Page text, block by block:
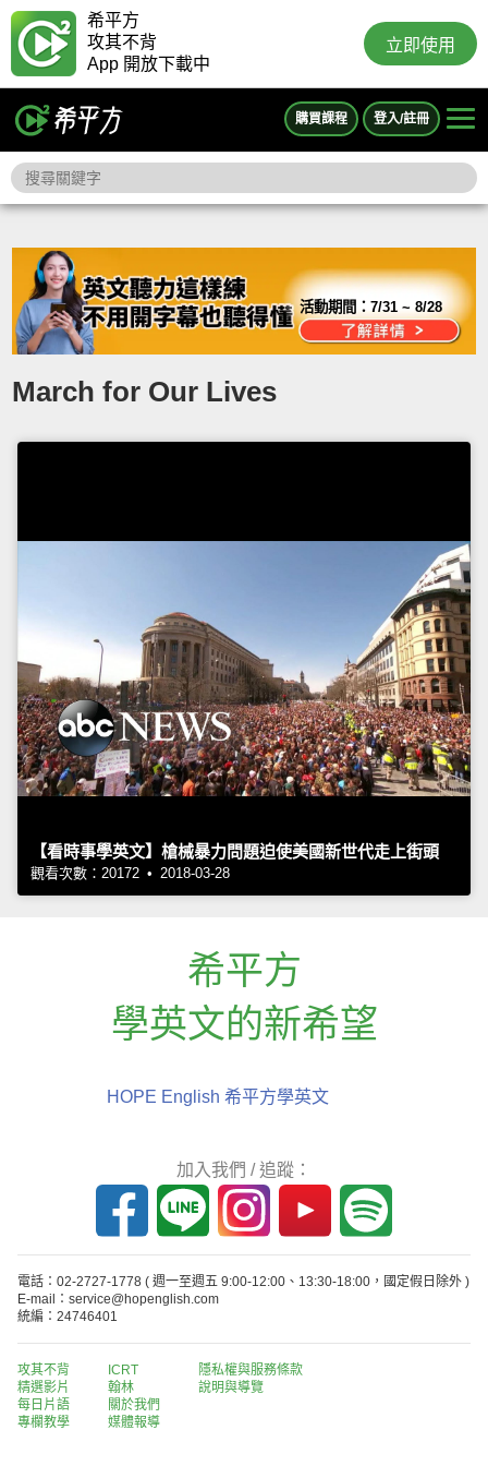
希平方
攻其不背
App 開放下載中
立即使用
購買課程 登入/註冊
活動期間：7/31 ~ 8/28
March for Our Lives
【看時事學英文】槍械暴力問題迫使美國新世代走上街頭
觀看次數：20172 • 2018-03-28
希平方
學英文的新希望
HOPE English 希平方學英文
加入我們 / 追蹤：
電話：02-2727-1778 ( 週一至週五 9:00-12:00、13:30-18:00，國定假日除外 )
E-mail：service@hopenglish.com
統編：24746401
攻其不背
精選影片
每日片語
專欄教學
ICRT
翰林
關於我們
媒體報導
隱私權與服務條款
說明與導覽